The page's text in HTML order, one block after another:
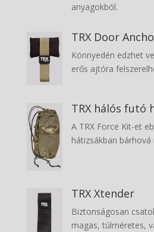
anyagokból.
TRX Door
Könnyedén edzhet
erős ajtóra
TRX hálós futó
A TRX Force Kit-et
hátizsákban
TRX Xtender
Biztonságosan
magas, túlméretes,